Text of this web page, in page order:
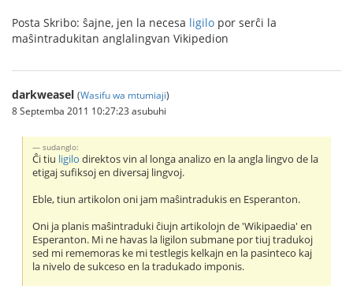
Posta Skribo: ŝajne, jen la necesa ligilo por serĉi la
maŝintradukitan anglalingvan Vikipedion
darkweasel (Wasifu wa mtumiaji)
8 Septemba 2011 10:27:23 asubuhi
sudanglo:
Ĉi tiu ligilo direktos vin al longa analizo en la angla lingvo de la
etigaj sufiksoj en diversaj lingvoj.
Eble, tiun artikolon oni jam maŝintradukis en Esperanton.
Oni ja planis maŝintraduki ĉiujn artikolojn de 'Wikipaedia' en
Esperanton. Mi ne havas la ligilon submane por tiuj tradukoj
sed mi rememoras ke mi testlegis kelkajn en la pasinteco kaj
la nivelo de sukceso en la tradukado imponis.